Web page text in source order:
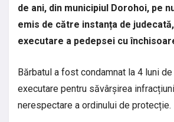
de ani, din municipiul Dorohoi, pe
emis de către instanța de
executare a pedepsei cu
Bărbatul a fost condamnat la 4 luni
executare pentru săvârșirea
nerespectare a ordinului de protecție.